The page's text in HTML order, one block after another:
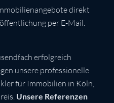
direkt
per E-Mail.
erfolgreich
unsere professionelle
für Immobilien in Köln,
Unsere Referenzen